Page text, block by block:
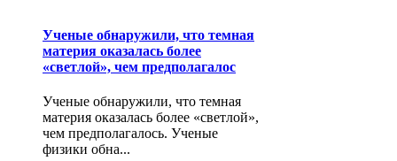
Ученые обнаружили, что темная
материя оказалась более
«светлой», чем предполагалос
Ученые обнаружили, что темная
материя оказалась более «светлой»,
чем предполагалось‏. Ученые
физики обна...